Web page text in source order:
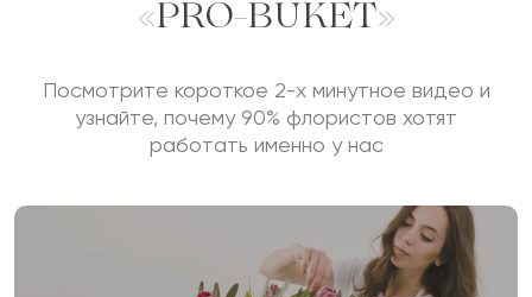
«PRO-BUKET»
Посмотрите короткое 2-х минутное видео и
узнайте, почему 90% флористов хотят
работать именно у нас